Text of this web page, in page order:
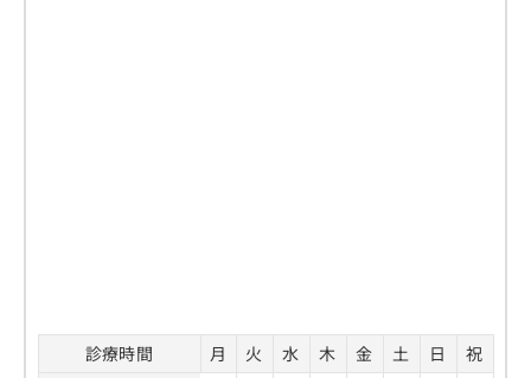
診療時間 月 火 水 木 金 土 日
祝